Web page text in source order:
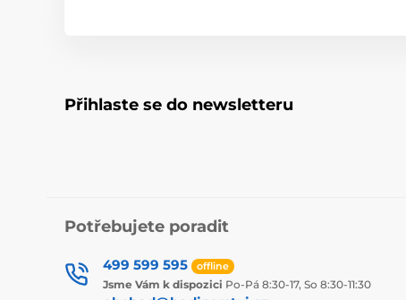
Přihlaste se do newsletteru
Potřebujete poradit
499 599 595 offline
Jsme Vám k dispozici Po-Pá 8:30-17, So 8:30-11:30